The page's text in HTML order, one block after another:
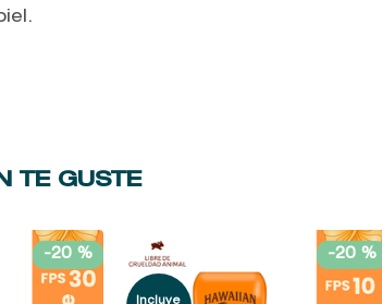
TE GUSTE
-20 % -20 %